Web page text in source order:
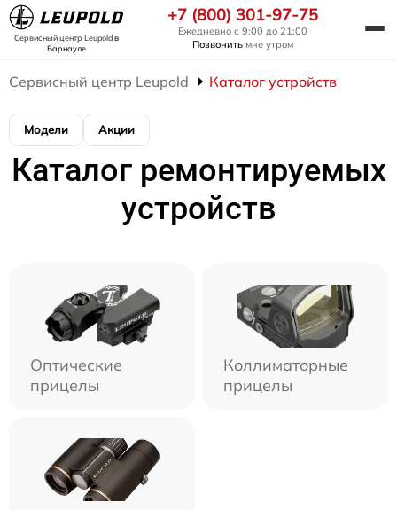
Сервисный центр Leupoldв
Барнауле
+7 (800) 301-97-75
Ежедневно с 9:00 до 21:00
Позвонить мне утром
Сервисный центр Leupold Каталог устройств
Модели Акции
Каталог ремонтируемых
устройств
Оптические
прицелы
Коллиматорные
прицелы